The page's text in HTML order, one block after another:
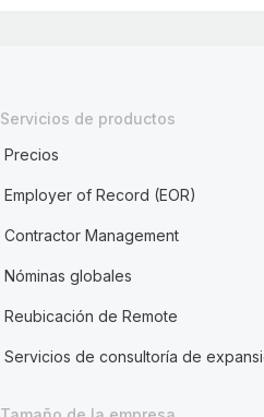
Servicios de productos
Precios
Employer of Record (EOR)
Contractor Management
Nóminas globales
Reubicación de Remote
Servicios de consultoría de